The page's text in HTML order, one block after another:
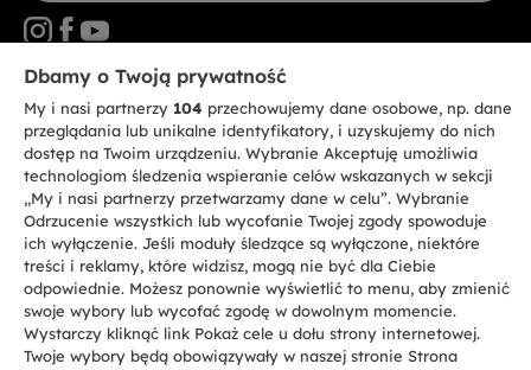
CANDY HOOVER GROUP S.r.I. - jednoosobowa sp. z.o.o. - SIEDZIBA
STATUTOWA: Via Comolli, 57 - 20861 Brugherio (MB) - Włochy -
SIEDZIBY ADMINISTRACYJNE: Via Privata Eden Fumagalli bez
nadanego numeru - 20861 Brugherio (MB) i Via Trento nr 20/A-22 - 20871
Vimercate (MB) - Włochy - Tel.: +39.039.2086.1 - Faks: +39.039.2086.237 -
Kapitał zakładowy 35.000.000,00 € wpłacony w całości - Kod identyfikacji
podatkowej i nr wpisu do Rejestru przedsiębiorstw dla rejonu Mediolan-
Monza-Brianza-Lodi 04666310158 - NIP 00786860965 - Numer wpisu do
Repertorium Ekonomiczno - Administracyjnego REA: MB-1033934 -
Autoryzacja IT AEOF 211870 - Spółka podlega zarządzaniu i koordynacji
Candy S.p.A.
PL / Polski
Dbamy o Twoją prywatność
My i nasi partnerzy 104 przechowujemy dane osobowe, np. dane
przeglądania lub unikalne identyfikatory, i uzyskujemy do nich
dostęp na Twoim urządzeniu. Wybranie Akceptuję umożliwia
technologiom śledzenia wspieranie celów wskazanych w sekcji
„My i nasi partnerzy przetwarzamy dane w celu”. Wybranie
Odrzucenie wszystkich lub wycofanie Twojej zgody spowoduje
ich wyłączenie. Jeśli moduły śledzące są wyłączone, niektóre
treści i reklamy, które widzisz, mogą nie być dla Ciebie
odpowiednie. Możesz ponownie wyświetlić to menu, aby zmienić
swoje wybory lub wycofać zgodę w dowolnym momencie.
Wystarczy kliknąć link Pokaż cele u dołu strony internetowej.
Twoje wybory będą obowiązywały w naszej stronie Strona